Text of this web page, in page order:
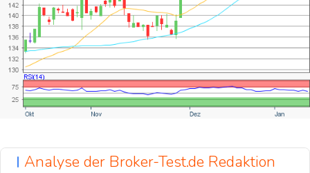
Analyse der Broker-Test.de Redaktion